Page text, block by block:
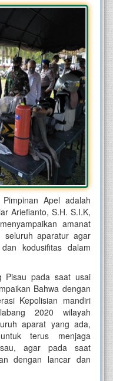
Apel adalah
Ariefianto, S.H. S.I.K,
amanat
seluruh aparatur agar
kodusifitas dalam
Pisau pada saat usai
Bahwa dengan
Kepolisian mandiri
2020 wilayah
aparat yang ada,
terus menjaga
agar pada saat
dengan lancar dan